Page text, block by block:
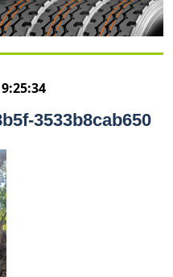
3533b8cab650